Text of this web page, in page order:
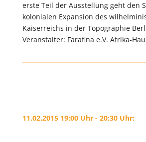
erste Teil der Ausstellung geht den
kolonialen Expansion des
Kaiserreichs in der Topographie
Veranstalter: Farafina e.V. Afrika-
11.02.2015 19:00 Uhr - 20:30 Uhr: